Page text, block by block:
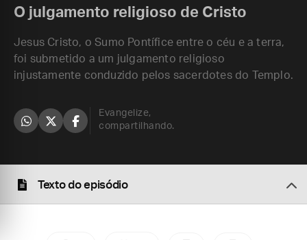
O julgamento religioso de Cristo
Jesus Cristo, o Sumo Pontífice entre o céu e a terra,
foi submetido a um julgamento religioso
injustamente conduzido pelos sacerdotes do Templo.
Evangelize,
compartilhando.
Texto do episódio